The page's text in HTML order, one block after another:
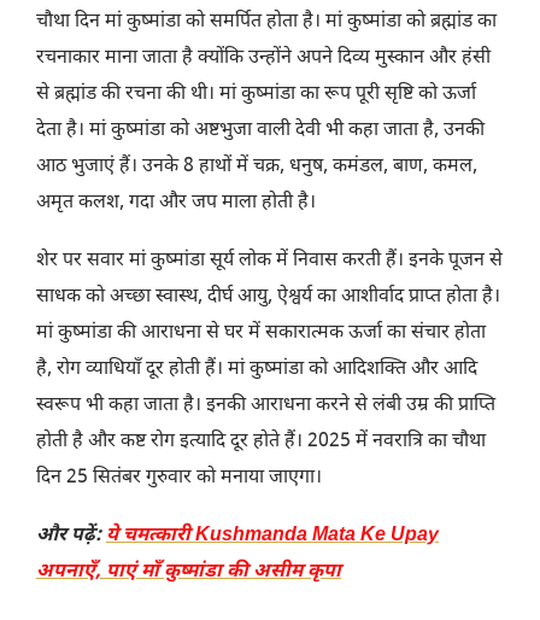
चौथा दिन मां कुष्मांडा को समर्पित होता है। मां कुष्मांडा को ब्रह्मांड का
रचनाकार माना जाता है क्योंकि उन्होंने अपने दिव्य मुस्कान और हंसी
से ब्रह्मांड की रचना की थी। मां कुष्मांडा का रूप पूरी सृष्टि को ऊर्जा
देता है। मां कुष्मांडा को अष्टभुजा वाली देवी भी कहा जाता है, उनकी
आठ भुजाएं हैं। उनके 8 हाथों में चक्र, धनुष, कमंडल, बाण, कमल,
अमृत कलश, गदा और जप माला होती है।
शेर पर सवार मां कुष्मांडा सूर्य लोक में निवास करती हैं। इनके पूजन से
साधक को अच्छा स्वास्थ, दीर्घ आयु, ऐश्वर्य का आशीर्वाद प्राप्त होता है।
मां कुष्मांडा की आराधना से घर में सकारात्मक ऊर्जा का संचार होता
है, रोग व्याधियाँ दूर होती हैं। मां कुष्मांडा को आदिशक्ति और आदि
स्वरूप भी कहा जाता है। इनकी आराधना करने से लंबी उम्र की प्राप्ति
होती है और कष्ट रोग इत्यादि दूर होते हैं। 2025 में नवरात्रि का चौथा
दिन 25 सितंबर गुरुवार को मनाया जाएगा।
और पढ़ें:ये चमत्कारी Kushmanda Mata Ke Upay
अपनाएँ, पाएं माँ कुष्मांडा की असीम कृपा